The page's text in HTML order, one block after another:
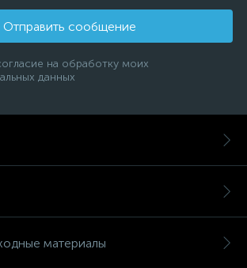
Отправить сообщение
на обработку моих
данных
материалы